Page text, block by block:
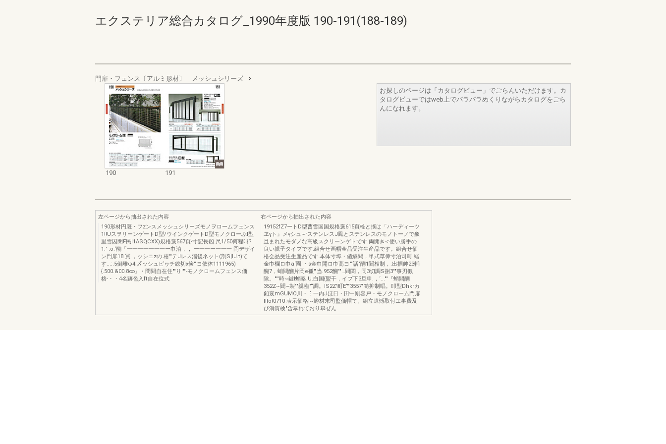
エクステリア総合カタログ_1990年度版 190-191(188-189)
門扉・フェンス〔アルミ形材〕 メッシュシリーズ
190 191
お探しのページは「カタログビュー」でごらんいただけます。カ
タログビューではweb上でパラパラめくりながらカタログをごら
んになれます。
左ページから抽出された内容
190形材円厩・フzンスメッシュシリーズモノヲロームフェンス
1!!UスヲリーンゲートD型/ウインクゲートD型モノクローぶl型
里雪囚閉F民I1ASQCXX)規格褒567頁-寸記長凶.尺1/50何程叫?
1:'-;o.‘醐「一一一一一一一ー巾泊，，-ー一一ー一一一-岡デザイ
ン門扉18.買.，ッシニzの.柑'"テJレス溜後ネット(剖S]IJ.t)て
す...:.5倒雌φ4.〆ッシュピヮチ総切x倹'"ヨ依体1111965)
{.500.&00.8∞」・問問自在住""り'""-モノクロームフェンス価
格-・・4名跡色入ft自在位式
右ページから抽出された内容
19152fZ7ートD型曹雪国国規格褒615頁栓と撲は「ハーディーツ
ヱγト』メγシュ~rステンレスJ鳳とステンレスのモノトーノで象
且まれたモダノな高級スクリーンゲトです.両開き<:使い勝手の
良い親子タイプです.組合せ画帽金品受注生産品です。組合せ価
格会品受注生産品です.本体寸埠・値繍聞，単式草偉寸泊司町.緒
金巾欄ロ巾a‘園'・s金巾開ロ巾高ヨ""話"醐1聞相制，.出掴帥23輔
醐7，蛸問醐片岡e孤'"当.952醐""…間関，同3切調S捌3""事刃似
除。"'"時~鍵l蛸略.U.白国{盟干，イプ下3旦申.，‘...""『蛸間醐
352Z~聞~製""親臨"“調。lS2Z'町E‘'"3557"笥抑制唱。叩型Dhkrカ
釦衰mGUMO川・⋮一内Jほ日・田﹂剛容戸・モノクローム門扉
I!Io!0710-表示価格I~鱒材末司監価帽て、組立遺憾取付エ事費及
び消質検"含皐れており皐ぜん.